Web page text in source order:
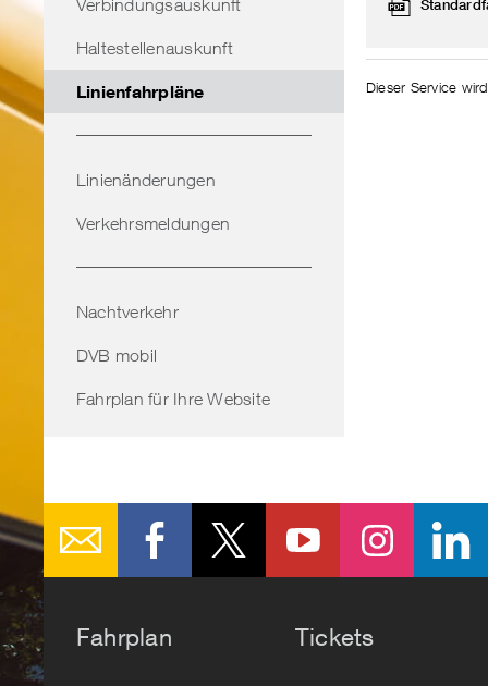
Verbindungsauskunft
Haltestellenauskunft
Linienfahrpläne
Linienänderungen
Verkehrsmeldungen
Nachtverkehr
DVB mobil
Fahrplan für Ihre Website
Dieser Service
Fahrplan Tickets